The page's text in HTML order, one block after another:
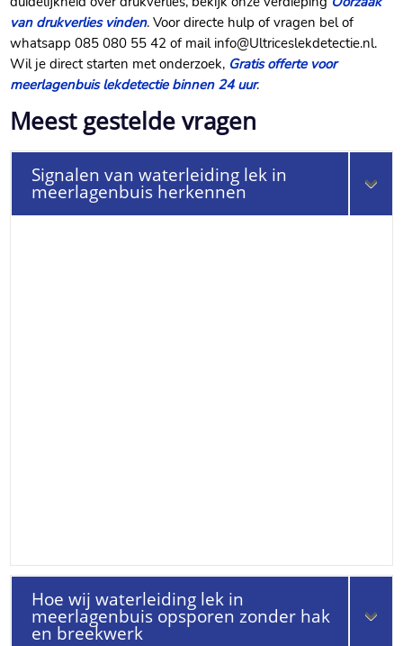
van drukverlies vinden.​ Voor directe hulp of vragen bel of
whatsapp 085 080 55 42 of mail info@Ultriceslekdetectie.​nl.​
Wil je direct starten met onderzoek, Gratis offerte voor
meerlagenbuis lekdetectie binnen 24 uur.​
Meest gestelde vragen
Signalen van waterleiding lek in
meerlagenbuis herkennen
Hoe wij waterleiding lek in
meerlagenbuis opsporen zonder hak
en breekwerk